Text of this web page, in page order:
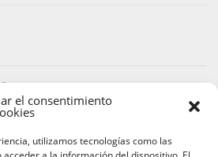
el consentimiento
utilizamos tecnologías como las